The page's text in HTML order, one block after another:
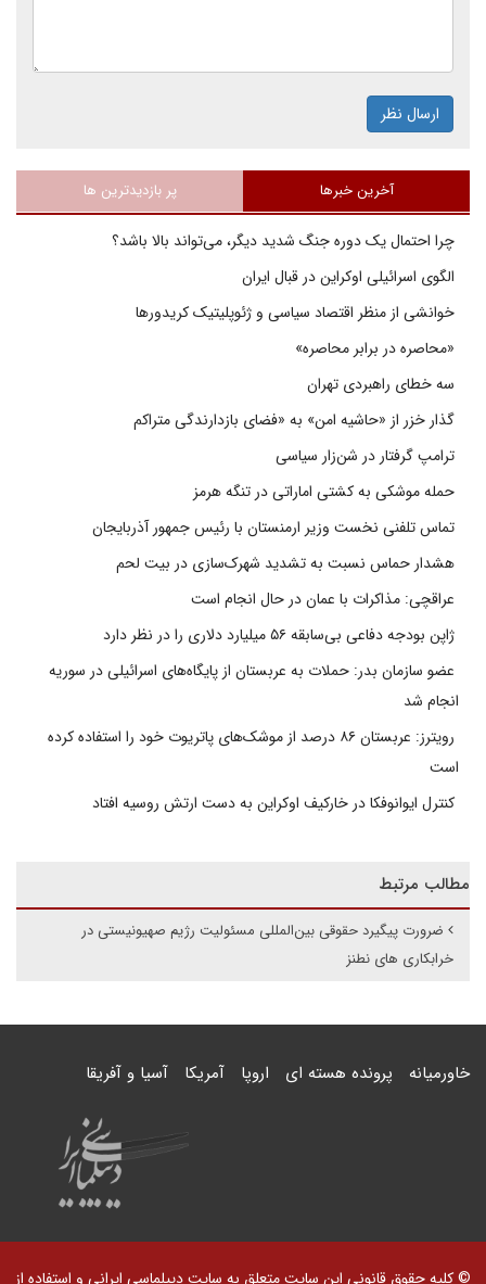
ارسال نظر
آخرین خبرها پر بازدیدترین ها
چرا احتمال یک دوره جنگ شدید دیگر، می‌تواند بالا باشد؟
الگوی اسرائیلی اوکراین در قبال ایران
خوانشی از منظر اقتصاد سیاسی و ژئوپلیتیک کریدورها
«محاصره در برابر محاصره»
سه خطای راهبردی تهران
گذار خزر از «حاشیه امن» به «فضای بازدارندگی متراکم
ترامپ گرفتار در شن‌زار سیاسی
حمله موشکی به کشتی اماراتی در تنگه هرمز
تماس تلفنی نخست وزیر ارمنستان با رئیس جمهور آذربایجان
هشدار حماس نسبت به تشدید شهرک‌سازی در بیت‌ لحم
عراقچی: مذاکرات با عمان در حال انجام است
ژاپن بودجه دفاعی بی‌سابقه ۵۶ میلیارد دلاری را در نظر دارد
عضو سازمان بدر: حملات به عربستان از پایگاه‌های اسرائیلی در سوریه
انجام شد
رویترز: عربستان ۸۶ درصد از موشک‌های پاتریوت خود را استفاده کرده
است
کنترل ایوانوفکا در خارکیف اوکراین به دست ارتش روسیه افتاد
مطالب مرتبط
ضرورت پیگیرد حقوقی بین‌المللی مسئولیت رژیم صهیونیستی در
خرابکاری های نطنز
خاورمیانه پرونده هسته ای اروپا آمریکا آسیا و آفریقا
© کلیه حقوق قانونی این سایت متعلق به سایت دیپلماسی ایرانی و استفاده از